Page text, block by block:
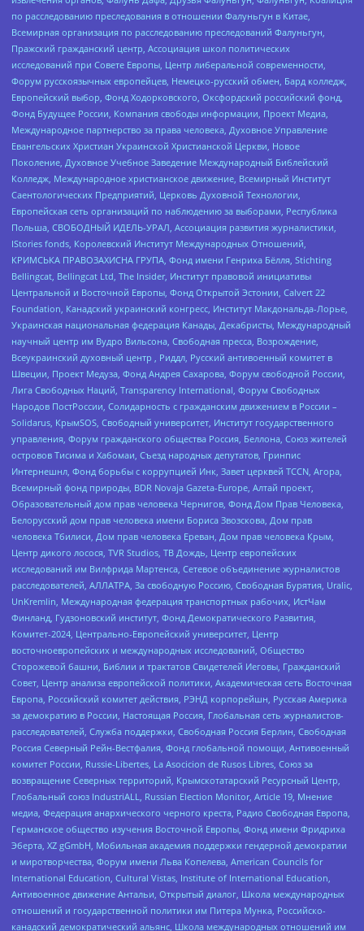
по расследованию преследования в отношении Фалуньгун в Китае,
Всемирная организация по расследованию преследований Фалуньгун,
Пражский гражданский центр, Ассоциация школ политических
исследований при Совете Европы, Центр либеральной современности,
Форум русскоязычных европейцев, Немецко-русский обмен, Бард колледж,
Европейский выбор, Фонд Ходорковского, Оксфордский российский фонд,
Фонд Будущее России, Компания свободы информации, Проект Медиа,
Международное партнерство за права человека, Духовное Управление
Евангельских Христиан Украинской Христианской Церкви, Новое
Поколение, Духовное Учебное Заведение Международный Библейский
Колледж, Международное христианское движение, Всемирный Институт
Саентологических Предприятий, Церковь Духовной Технологии,
Европейская сеть организаций по наблюдению за выборами, Республика
Польша, СВОБОДНЫЙ ИДЕЛЬ-УРАЛ, Ассоциация развития журналистики,
IStories fonds, Королевский Институт Международных Отношений,
КРИМСЬКА ПРАВОЗАХИСНА ГРУПА, Фонд имени Генриха Бёлля, Stichting
Bellingcat, Bellingcat Ltd, The Insider, Институт правовой инициативы
Центральной и Восточной Европы, Фонд Открытой Эстонии, Calvert 22
Foundation, Канадский украинский конгресс, Институт Макдональда-Лорье,
Украинская национальная федерация Канады, Декабристы, Международный
научный центр им Вудро Вильсона, Свободная пресса, Возрождение,
Всеукраинский духовный центр , Риддл, Русский антивоенный комитет в
Швеции, Проект Медуза, Фонд Андрея Сахарова, Форум свободной России,
Лига Свободных Наций, Transparеncy International, Форум Свободных
Народов ПостРоссии, Солидарность с гражданским движением в России –
Solidarus, КрымSOS, Свободный университет, Институт государственного
управления, Форум гражданского общества Россия, Беллона, Союз жителей
островов Тисима и Хабомаи, Съезд народных депутатов, Гринпис
Интернешнл, Фонд борьбы с коррупцией Инк, Завет церквей TCCN, Агора,
Всемирный фонд природы, BDR Novaja Gazeta-Europe, Алтай проект,
Образовательный дом прав человека Чернигов, Фонд Дом Прав Человека,
Белорусский дом прав человека имени Бориса Звозскова, Дом прав
человека Тбилиси, Дом прав человека Ереван, Дом прав человека Крым,
Центр дикого лосося, TVR Studios, ТВ Дождь, Центр европейских
исследований им Вилфрида Мартенса, Сетевое объединение журналистов
расследователей, АЛЛАТРА, За свободную Россию, Свободная Бурятия, Uralic,
UnKremlin, Международная федерация транспортных рабочих, ИстЧам
Финланд, Гудзоновский институт, Фонд Демократического Развития,
Комитет-2024, Центрально-Европейский университет, Центр
восточноевропейских и международных исследований, Общество
Сторожевой башни, Библии и трактатов Свидетелей Иеговы, Гражданский
Совет, Центр анализа европейской политики, Академическая сеть Восточная
Европа, Российский комитет действия, РЭНД корпорейшн, Русская Америка
за демократию в России, Настоящая Россия, Глобальная сеть журналистов-
расследователей, Служба поддержки, Свободная Россия Берлин, Свободная
Россия Северный Рейн-Вестфалия, Фонд глобальной помощи, Антивоенный
комитет России, Russie-Libertes, La Asocicion de Rusos Libres, Союз за
возвращение Северных территорий, Крымскотатарский Ресурсный Центр,
Глобальный союз IndustriALL, Russian Election Monitor, Article 19, Мнение
медиа, Федерация анархического черного креста, Радио Свободная Европа,
Германское общество изучения Восточной Европы, Фонд имени Фридриха
Эберта, XZ gGmbH, Мобильная академия поддержки гендерной демократии
и миротворчества, Форум имени Льва Копелева, American Councils for
International Education, Cultural Vistas, Institute of International Education,
Антивоенное движение Антальи, Открытый диалог, Школа международных
отношений и государственной политики им Питера Мунка, Российско-
канадский демократический альянс, Школа международных отношений им